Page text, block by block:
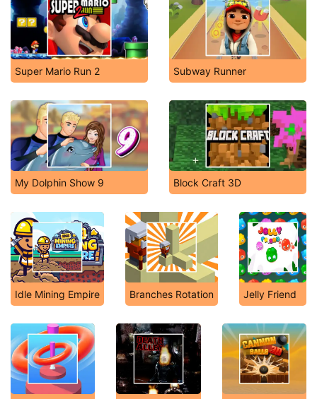
Super Mario Run 2 Subway Runner
My Dolphin Show 9 Block Craft 3D
Idle Mining Empire Branches Rotation Jelly Friend